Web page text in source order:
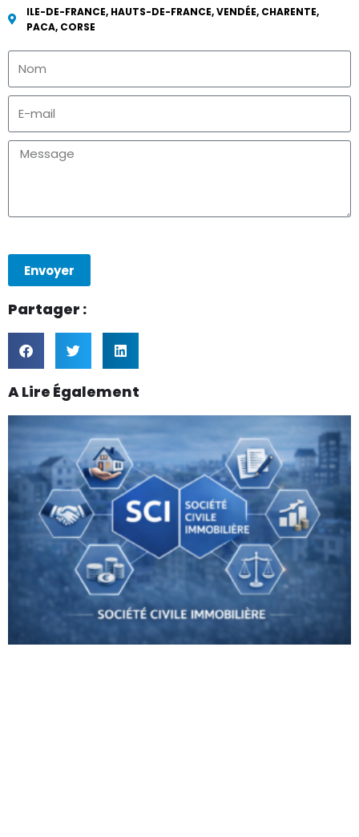
ILE-DE-FRANCE, HAUTS-DE-FRANCE, VENDÉE, CHARENTE,
PACA, CORSE
Envoyer
Partager :
A Lire Également